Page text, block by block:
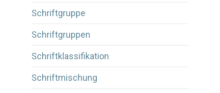
Schriftgruppe
Schriftgruppen
Schriftklassifikation
Schriftmischung